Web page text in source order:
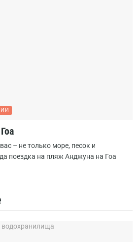
– не только море, песок и
поездка на пляж Анджуна на Гоа